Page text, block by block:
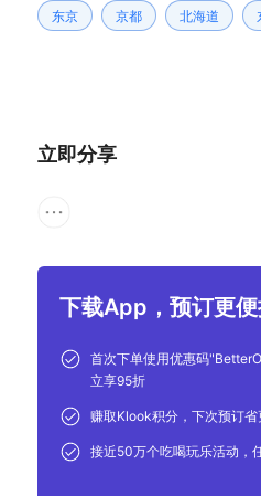
东京 京都 北海道
立即分享
下载App，预订更
首次下单使用优惠码
立享95折
赚取Klook积分，下次预订省
接近50万个吃喝玩乐活动，